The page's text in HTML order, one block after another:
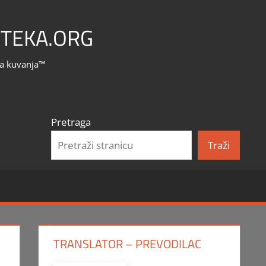
kuvanja™
Pretraga
Traži
TRANSLATOR – PREVODILAC